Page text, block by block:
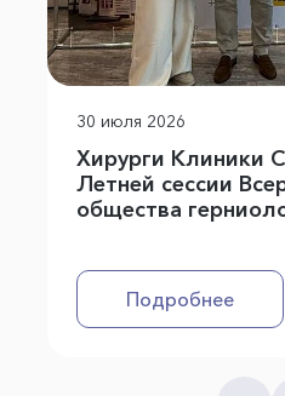
30 июля 2026
Хирурги Клиники
Летней сессии
общества
Подробнее